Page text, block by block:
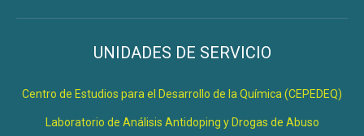
UNIDADES DE SERVICIO
Centro de Estudios para el Desarrollo de la Química (CEPEDEQ)
Laboratorio de Análisis Antidoping y Drogas de Abuso